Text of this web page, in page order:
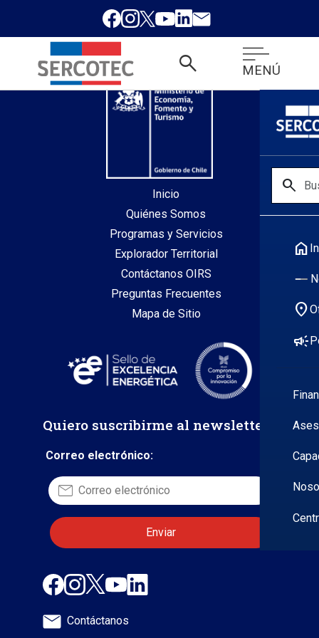
search MENÚ
search
home
location_on
campaign
desde index.php
Inicio
Quiénes Somos
Programas y Servicios
Explorador Territorial
Contáctanos OIRS
Preguntas Frecuentes
Mapa de Sitio
Quiero suscribirme al newsletter
Correo electrónico:
Contáctanos